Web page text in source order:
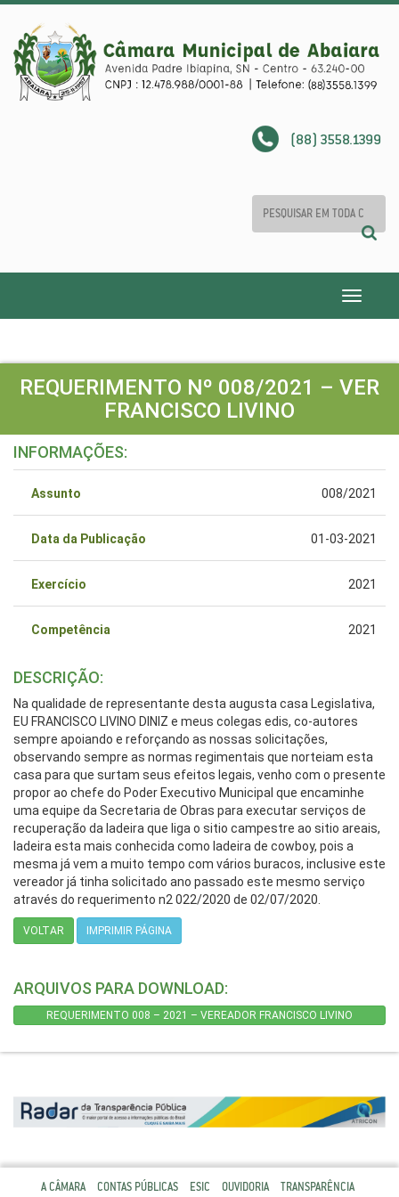
(88) 3558.1399
Toggle
REQUERIMENTO Nº 008/2021 – VER
FRANCISCO LIVINO
INFORMAÇÕES:
Assunto 008/2021
Data da Publicação 01-03-2021
Exercício 2021
Competência 2021
DESCRIÇÃO:
Na qualidade de representante desta augusta casa Legislativa,
EU FRANCISCO LIVINO DINIZ e meus colegas edis, co-autores
sempre apoiando e reforçando as nossas solicitações,
observando sempre as normas regimentais que norteiam esta
casa para que surtam seus efeitos legais, venho com o presente
propor ao chefe do Poder Executivo Municipal que encaminhe
uma equipe da Secretaria de Obras para executar serviços de
recuperação da ladeira que liga o sitio campestre ao sitio areais,
ladeira esta mais conhecida como ladeira de cowboy, pois a
mesma já vem a muito tempo com vários buracos, inclusive este
vereador já tinha solicitado ano passado este mesmo serviço
através do requerimento n2 022/2020 de 02/07/2020.
VOLTAR IMPRIMIR PÁGINA
ARQUIVOS PARA DOWNLOAD:
REQUERIMENTO 008 – 2021 – VEREADOR FRANCISCO LIVINO
A CÂMARA CONTAS PÚBLICAS ESIC OUVIDORIA TRANSPARÊNCIA